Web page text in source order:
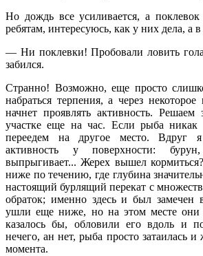
Но дождь все усиливается, а
ребятам, интересуюсь, как у них дела, а в
— Ни поклевки! Пробовали ловить
забился.
Странно! Возможно, еще просто
набраться терпения, а через
начнет проявлять активность. Решаем
участке еще на час. Если рыба никак
переедем на другое место. Вдруг
активность у поверхности:
выпрыгивает... Жерех вышел
ниже по течению, где глубина
настоящий бурлящий перекат с
обраток; именно здесь и был замечен
ушли еще ниже, но на этом месте они
казалось бы, обловили его вдоль и
нечего, ан нет, рыба просто затаилась и
момента.